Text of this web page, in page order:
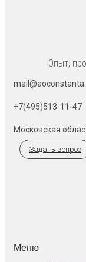
Опыт,
+7(495)513-11-47
Московская
Задать вопрос
Меню